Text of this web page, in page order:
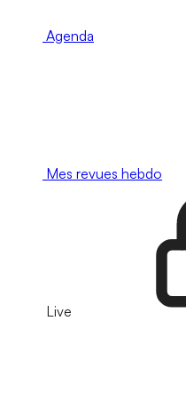
Agenda
Mes revues hebdo
Live